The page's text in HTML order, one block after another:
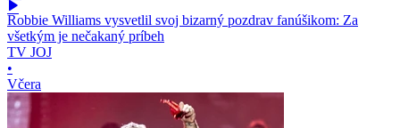
Robbie Williams vysvetlil svoj bizarný pozdrav fanúšikom: Za
všetkým je nečakaný príbeh
TV JOJ
•
Včera